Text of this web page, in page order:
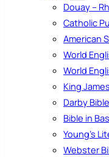
Douay –
Catholic
American
World
World
King
Darby
Bible in
Young’s
Webster